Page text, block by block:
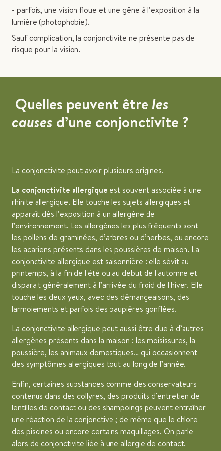
- parfois, une vision floue et une gêne à l’exposition à la
lumière (photophobie).
Sauf complication, la conjonctivite ne présente pas de
risque pour la vision.
Quelles peuvent être les
causes d’une conjonctivite ?
La conjonctivite peut avoir plusieurs origines.
La conjonctivite allergique est souvent associée à une
rhinite allergique. Elle touche les sujets allergiques et
apparaît dès l’exposition à un allergène de
l’environnement. Les allergènes les plus fréquents sont
les pollens de graminées, d’arbres ou d’herbes, ou encore
les acariens présents dans les poussières de maison. La
conjonctivite allergique est saisonnière : elle sévit au
printemps, à la fin de l'été ou au début de l'automne et
disparait généralement à l’arrivée du froid de l'hiver. Elle
touche les deux yeux, avec des démangeaisons, des
larmoiements et parfois des paupières gonflées.
La conjonctivite allergique peut aussi être due à d’autres
allergènes présents dans la maison : les moisissures, la
poussière, les animaux domestiques… qui occasionnent
des symptômes allergiques tout au long de l’année.
Enfin, certaines substances comme des conservateurs
contenus dans des collyres, des produits d'entretien de
lentilles de contact ou des shampoings peuvent entraîner
une réaction de la conjonctive ; de même que le chlore
des piscines ou encore certains maquillages. On parle
alors de conjonctivite liée à une allergie de contact.